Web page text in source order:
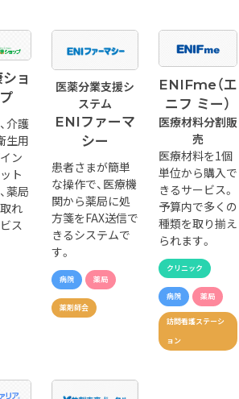
ョ
介護
生用
ン
ト
薬局
れ
ス
医薬分業支援シ
ステム
ENIファーマ
シー
患者さまが簡単
な操作で、医療機
関から薬局に処
方箋をFAX送信で
きるシステムで
す。
病院 薬局
薬剤師会
ENIFme（エ
ニフ ミー）
医療材料分割販
売
医療材料を1個
単位から購入で
きるサービス。
予算内で多くの
種類を取り揃え
られます。
クリニック
病院 薬局
訪問看護ステーシ
ョン